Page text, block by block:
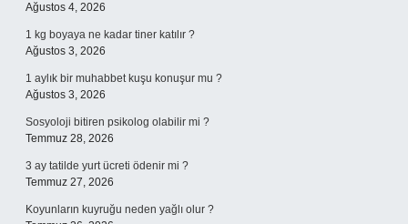
Ağustos 4, 2026
1 kg boyaya ne kadar tiner katılır ?
Ağustos 3, 2026
1 aylık bir muhabbet kuşu konuşur mu ?
Ağustos 3, 2026
Sosyoloji bitiren psikolog olabilir mi ?
Temmuz 28, 2026
3 ay tatilde yurt ücreti ödenir mi ?
Temmuz 27, 2026
Koyunların kuyruğu neden yağlı olur ?